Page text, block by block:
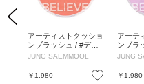
Previous
お気に入り
アーティストクッショ
ンブラッシュ / #デュ
ーイーコーラル / 4g
JUNG SAEMMOOL
￥1,980 お気
アーテ
ンブラ
ンダー
JUNG
￥1,980